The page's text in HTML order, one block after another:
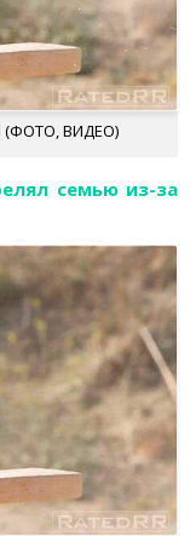
(ФОТО, ВИДЕО)
семью из-за